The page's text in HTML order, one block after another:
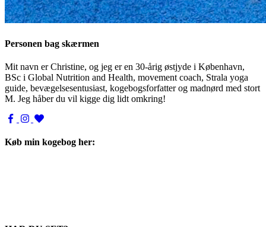
Personen bag skærmen
Mit navn er Christine, og jeg er en 30-årig østjyde i København,
BSc i Global Nutrition and Health, movement coach, Strala yoga
guide, bevægelsesentusiast, kogebogsforfatter og madnørd med stort
M. Jeg håber du vil kigge dig lidt omkring!
Køb min kogebog her: